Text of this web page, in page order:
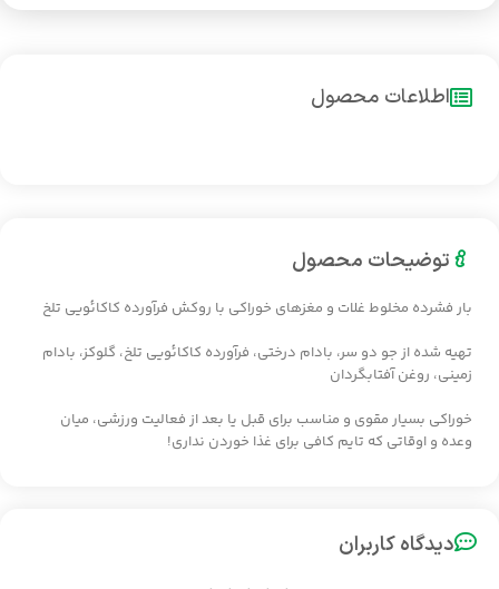
توضیحات محصول
بار فشرده مخلوط غلات و مغزهای خوراکی با روکش فرآورده کاکائویی تلخ
تهیه شده از جو دو سر، بادام درختی، فرآورده کاکائویی تلخ، گلوکز، بادام
زمینی، روغن آفتابگردان
خوراکی بسیار مقوی و مناسب برای قبل یا بعد از فعالیت ورزشی، میان
وعده و اوقاتی که تایم کافی برای غذا خوردن نداری!
اطلاعات محصول
دیدگاه کاربران